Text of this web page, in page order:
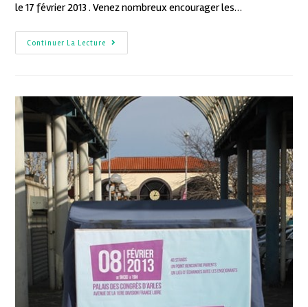
le 17 février 2013 . Venez nombreux encourager les…
Continuer La Lecture